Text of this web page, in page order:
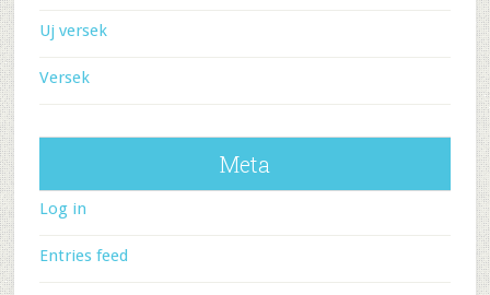
Uj versek
Versek
Meta
Log in
Entries feed